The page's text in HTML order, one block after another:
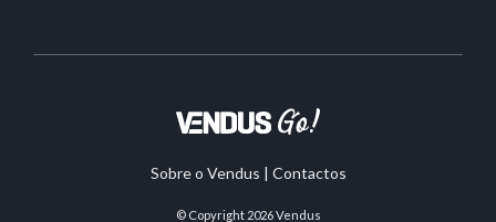
Sobre o Vendus | Contactos
© Copyright 2026Vendus